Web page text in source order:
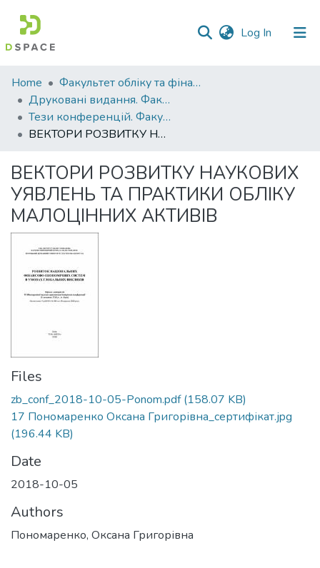
Log In (current)
Communities
&
Collections
All of DSpace
Statistics
Home
Факультет обліку та фінансів
Друковані видання. Факультет обліку та фінансів
Тези конференцій. Факультет обліку та фінансів
ВЕКТОРИ РОЗВИТКУ НАУКОВИХ УЯВЛЕНЬ ТА ПРАКТИКИ ОБЛІКУ МАЛОЦІННИХ АКТИВІВ
ВЕКТОРИ РОЗВИТКУ НАУКОВИХ
УЯВЛЕНЬ ТА ПРАКТИКИ ОБЛІКУ
МАЛОЦІННИХ АКТИВІВ
Files
zb_conf_2018-10-05-Ponom.pdf(158.07 KB)
17 Пономаренко Оксана Григорівна_сертифікат.jpg
(196.44 KB)
Date
2018-10-05
Authors
Пономаренко, Оксана Григорівна